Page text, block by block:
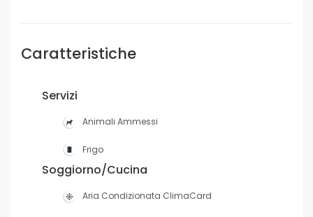
Caratteristiche
Servizi
Animali Ammessi
Frigo
Soggiorno/Cucina
Aria Condizionata ClimaCard